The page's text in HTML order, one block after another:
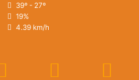
39º - 27º
19%
4.39 km/h